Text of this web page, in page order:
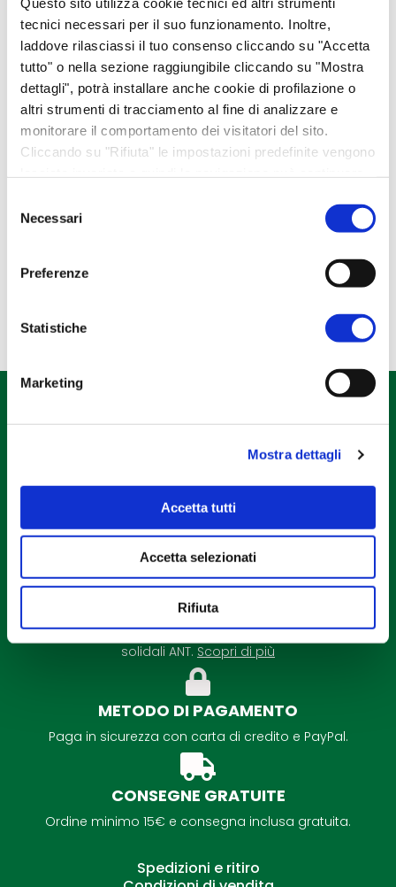
tecnici necessari per il suo funzionamento. Inoltre,
laddove rilasciassi il tuo consenso cliccando su "Accetta
tutto" o nella sezione raggiungibile cliccando su "Mostra
dettagli", potrà installare anche cookie di profilazione o
altri strumenti di tracciamento al fine di analizzare e
monitorare il comportamento dei visitatori del sito.
Cliccando su "Rifiuta" le impostazioni predefinite vengono
quello tecnico. Per maggiori informazioni visualizza la
delNecessari
Preferenze
Statistiche
Marketing
Mostra dettagli
Accetta tutti
Accetta selezionati
Rifiuta
Eventi
Fiori
Idee per la casa
Idee regalo
Libri e gadget
Regali PASQUA
DETRAZIONE FISCALE
É possibile la detrazione fiscale per tutti i regali
solidali ANT. Scopri di più
METODO DI PAGAMENTO
Paga in sicurezza con carta di credito e PayPal.
CONSEGNE GRATUITE
Ordine minimo 15€ e consegna inclusa gratuita.
Spedizioni e ritiro